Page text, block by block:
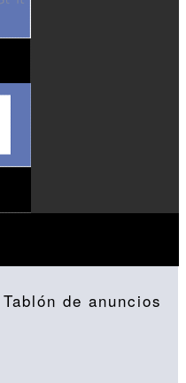
Tablón de anuncios